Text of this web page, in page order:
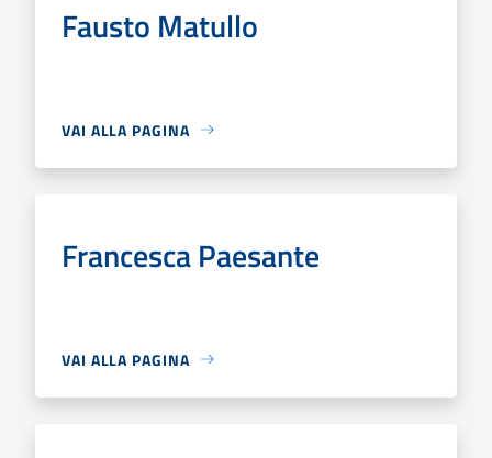
Fausto Matullo
VAI ALLA PAGINA
Francesca Paesante
VAI ALLA PAGINA